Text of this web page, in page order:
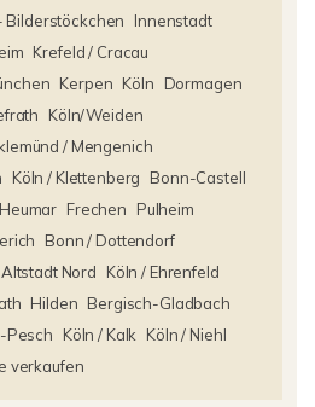
Bilderstöckchen
Innenstadt
Krefeld / Cracau
Kerpen Köln
Dormagen
Köln/Weiden
/ Mengenich
Köln / Klettenberg
Bonn-Castell
Frechen
Pulheim
Bonn / Dottendorf
Altstadt Nord
Köln / Ehrenfeld
Hilden Bergisch-Gladbach
Pesch Köln / Kalk
Köln / Niehl
verkaufen